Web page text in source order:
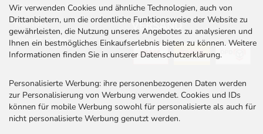
Wir verwenden Cookies und ähnliche Technologien, auch von
Drittanbietern, um die ordentliche Funktionsweise der Website zu
gewährleisten, die Nutzung unseres Angebotes zu analysieren und
Ihnen ein bestmögliches Einkaufserlebnis bieten zu können. Weitere
Informationen finden Sie in unserer Datenschutzerklärung.
Personalisierte Werbung: ihre personenbezogenen Daten werden
zur Personalisierung von Werbung verwendet. Cookies und IDs
können für mobile Werbung sowohl für personalisierte als auch für
nicht personalisierte Werbung genutzt werden.
Stellenangebote
Kontakt
Rabatt Codes
VERSAND